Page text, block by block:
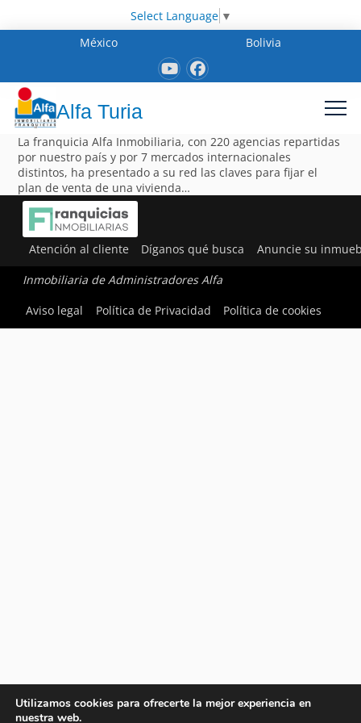
Select Language ▼
México
Bolivia
Alfa Turia
La franquicia Alfa Inmobiliaria, con 220 agencias repartidas
por nuestro país y por 7 mercados internacionales
distintos, ha presentado a su red las claves para fijar el
plan de venta de una vivienda…
Atención al cliente Díganos qué busca Anuncie su
Inmobiliaria de Administradores Alfa
Aviso legal
Política de Privacidad Política de cookies
Utilizamos cookies para ofrecerte la mejor experiencia en
nuestra web.